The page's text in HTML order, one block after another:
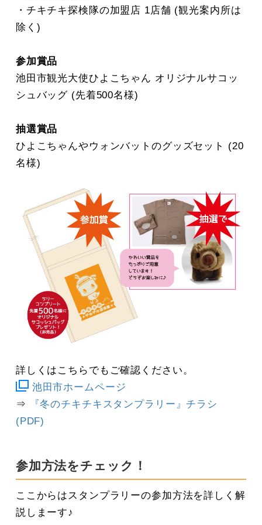
・チキチキ探検隊の加盟店 1店舗 (観光案内所は
除く)
参加賞品
池田市観光大使ひよこちゃん オリジナルサコッ
シュバッグ (先着500名様)
抽選賞品
ひよこちゃんやウォンバットのグッズセット (20
名様)
詳しくはこちらでもご確認ください。
池田市ホームページ
⇒
『冬のチキチキスタンプラリー』チラシ
(PDF)
参加方法をチェック！
ここからはスタンプラリーの参加方法を詳しく解
説しまーす♪